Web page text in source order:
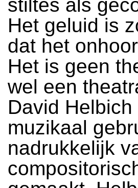
stiltes als
Het geluid is
dat het
Het is geen
wel een
David
muzikaal
nadrukkelijk